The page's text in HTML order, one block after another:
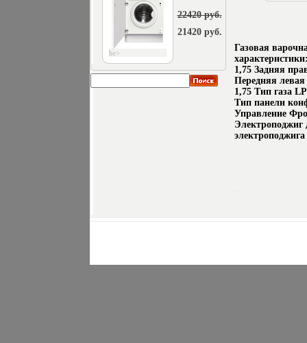
br>
22420 руб.
21420 руб.
Газовая
1,75 Задняя
Передняя
1,75 Тип газа
Тип панели
Управление